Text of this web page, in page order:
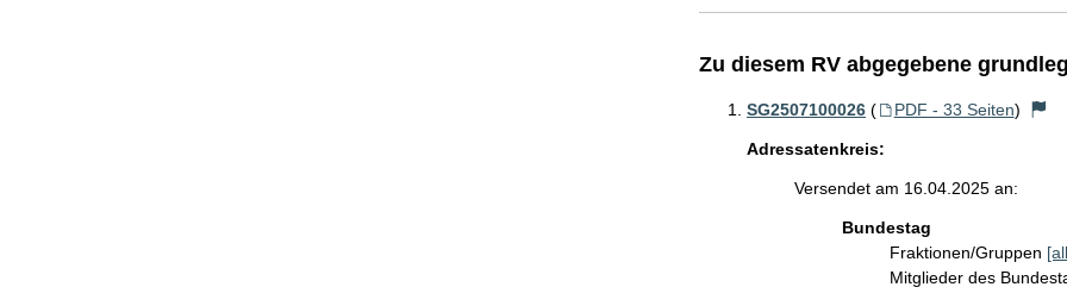
Zu diesem RV abgegebene
SG2507100026 ( PDF - 33 Seiten)
Adressatenkreis:
Versendet am 16.04.2025 an:
Bundestag
Fraktionen/Gruppen
Mitglieder des